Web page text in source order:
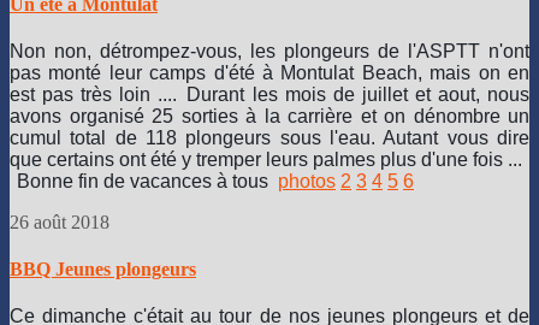
Non non, détrompez-vous, les plongeurs de l'ASPTT n'ont
pas monté leur camps d'été à Montulat Beach, mais on en
est pas très loin ....
Durant les mois de juillet et aout, nous
avons organisé 25 sorties à la carrière et on dénombre un
cumul total de 118 plongeurs sous l'eau. Autant vous dire
que certains ont été y tremper leurs palmes plus d'une fois ...
Bonne fin de vacances à tous photos 2 3 4 5 6
26 août 2018
BBQ Jeunes plongeurs
Ce dimanche c'était au tour de nos jeunes plongeurs et de